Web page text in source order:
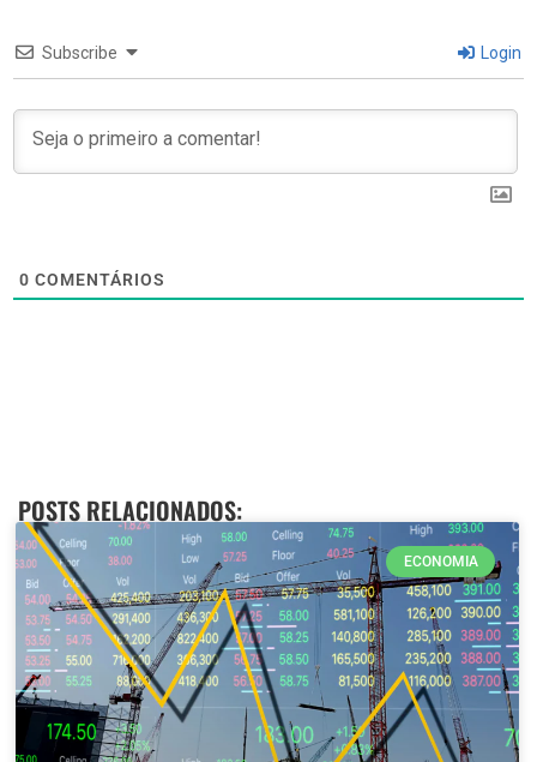
Subscribe Login
0 COMENTÁRIOS
POSTS RELACIONADOS:
ECONOMIA